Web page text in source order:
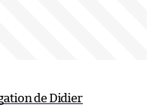
de Didier